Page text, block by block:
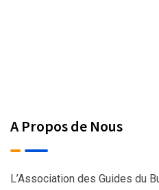
A Propos de Nous
L’Association des Guides du